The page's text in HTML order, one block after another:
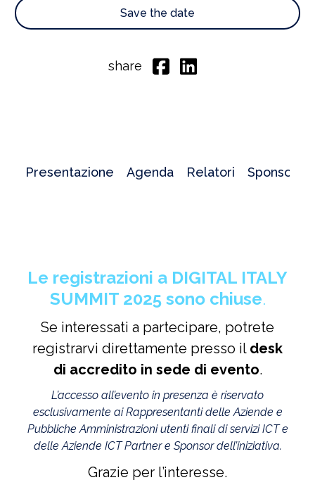
Save the date
share
Presentazione Agenda Relatori Sponsor
Le registrazioni a DIGITAL ITALY
SUMMIT 2025 sono chiuse.
Se interessati a partecipare, potrete
registrarvi direttamente presso il desk
di accredito in sede di evento.
L’accesso all’evento in presenza è riservato
esclusivamente ai Rappresentanti delle Aziende e
Pubbliche Amministrazioni utenti finali di servizi ICT e
delle Aziende ICT Partner e Sponsor dell’iniziativa.
Grazie per l’interesse.